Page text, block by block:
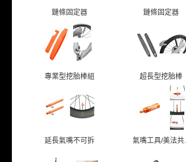
鏈條固定器 鏈條固定器
專業型挖胎棒組 超長型挖胎棒
延長氣嘴不可拆 氣嘴工具/美法共...